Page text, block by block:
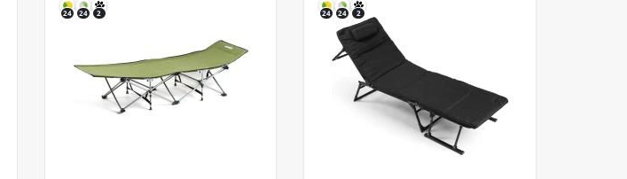
24 24 2 24 24 2